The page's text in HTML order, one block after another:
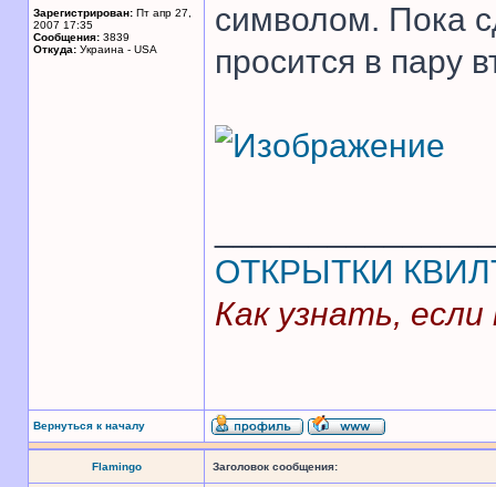
Зарегистрирован: Пт апр 27,
2007 17:35
Сообщения: 3839
Откуда: Украина - USA
символом. Пока
просится в пару
ОТКРЫТКИ
Как узнать,
Вернуться к началу
Flamingo Заголовок сообщения: